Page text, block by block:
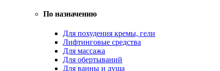
По назначению
Для похудения кремы, гели
Лифтинговые средства
Для массажа
Для обертываний
Для ванны и душа